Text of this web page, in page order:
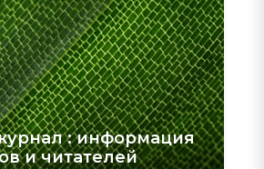
: информация
и читателей